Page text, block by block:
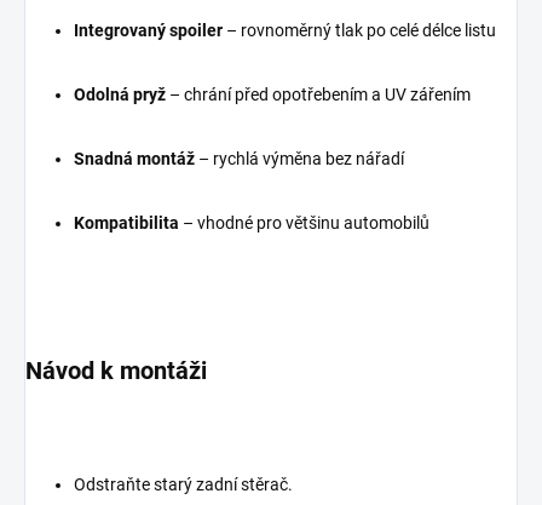
Integrovaný spoiler – rovnoměrný tlak po celé délce listu
Odolná pryž – chrání před opotřebením a UV zářením
Snadná montáž – rychlá výměna bez nářadí
Kompatibilita – vhodné pro většinu automobilů
Návod k montáži
Odstraňte starý zadní stěrač.